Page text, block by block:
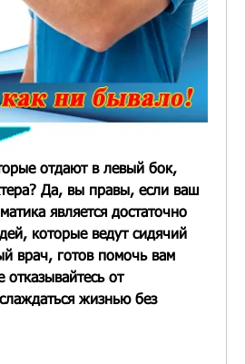
отдают в левый бок,
Да, вы правы, если ваш
является достаточно
которые ведут сидячий
врач, готов помочь вам
от
жизнью без